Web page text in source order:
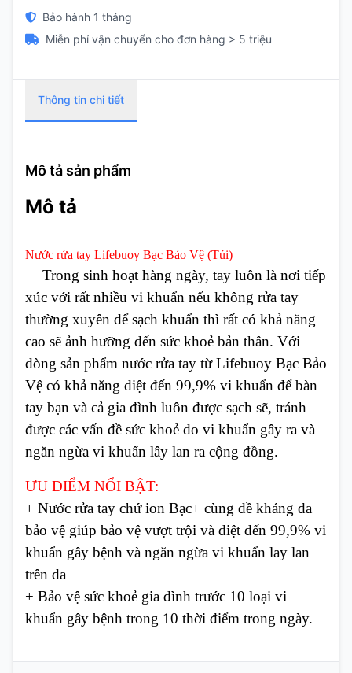
Bảo hành 1 tháng
Miễn phí vận chuyển cho đơn hàng > 5 triệu
Thông tin chi tiết
Mô tả sản phẩm
Mô tả
Nước rửa tay Lifebuoy Bạc Bảo Vệ (Túi)
Trong sinh hoạt hàng ngày, tay luôn là nơi tiếp
xúc với rất nhiều vi khuẩn nếu không rửa tay
thường xuyên để sạch khuẩn thì rất có khả năng
cao sẽ ảnh hưỡng đến sức khoẻ bản thân. Với
dòng sản phẩm nước rửa tay từ Lifebuoy Bạc Bảo
Vệ có khả năng diệt đến 99,9% vi khuẩn để bàn
tay bạn và cả gia đình luôn được sạch sẽ, tránh
được các vấn đề sức khoẻ do vi khuẩn gây ra và
ngăn ngừa vi khuẩn lây lan ra cộng đồng.
ƯU ĐIỂM NỔI BẬT:
+ Nước rửa tay chứ ion Bạc+ cùng đề kháng da
bảo vệ giúp bảo vệ vượt trội và diệt đến 99,9% vi
khuẩn gây bệnh và ngăn ngừa vi khuẩn lay lan
trên da
+ Bảo vệ sức khoẻ gia đình trước 10 loại vi
khuẩn gây bệnh trong 10 thời điểm trong ngày.